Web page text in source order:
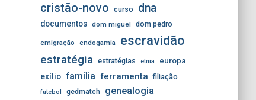
cristão-novo curso dna
documentos dom miguel dom pedro
emigração endogamia escravidão
estratégia estratégias etnia europa
exílio família ferramenta filiação
futebol gedmatch
genealogia